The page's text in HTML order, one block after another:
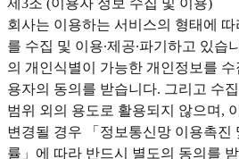
‍제3조 (이용자 정보 수집 및 이용)
회사는 이용하는 서비스의 형태에
를 수집 및 이용∙제공∙파기하고 있습
의 개인식별이 가능한 개인정보를 수
용자의 동의를 받습니다. 그리고 수
범위 외의 용도로 활용되지 않으며,
변경될 경우 「정보통신망 이용촉진
률」에 따라 반드시 별도의 동의를